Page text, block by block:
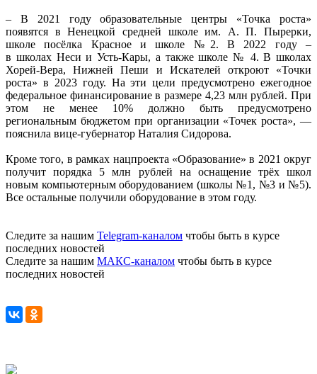
– В 2021 годуобразовательные центры «Точка роста»
появятся в Ненецкой средней школе им. А. П. Пырерки,
школе посёлка Красное и школе №2.В 2022 году–
в школахНеси и Усть-Кары, а также школе № 4. В школах
Хорей-Вера, Нижней Пеши и Искателей откроют «Точки
роста» в 2023 году. На эти цели предусмотрено ежегодное
федеральное финансирование в размере 4,23 млн рублей. При
этом не менее 10% должно быть предусмотрено
региональным бюджетом при организации «Точек роста», —
пояснила вице-губернатор Наталия Сидорова.
Кроме того, в рамках нацпроекта «Образование» в 2021 округ
получит порядка 5 млн рублей на оснащение трёх школ
новым компьютерным оборудованием (школы№1, №3 и №5).
Все остальные получили оборудование в этом году.
Следите за нашим Telegram-каналом чтобы быть в курсе
последних новостей
Следите за нашим МАКС-каналом чтобы быть в курсе
последних новостей